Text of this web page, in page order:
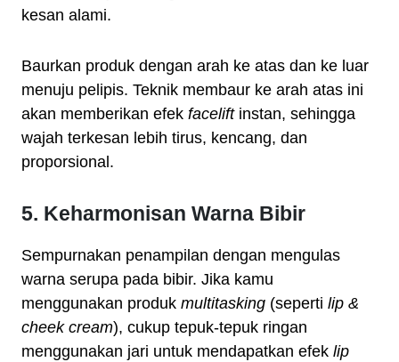
kesan alami.
Baurkan produk dengan arah ke atas dan ke luar
menuju pelipis. Teknik membaur ke arah atas ini
akan memberikan efek faceliftinstan, sehingga
wajah terkesan lebih tirus, kencang, dan
proporsional.
5. Keharmonisan Warna Bibir
Sempurnakan penampilan dengan mengulas
warna serupa pada bibir. Jika kamu
menggunakan produk multitasking (seperti lip &
cheek cream), cukup tepuk-tepuk ringan
menggunakan jari untuk mendapatkan efek lip